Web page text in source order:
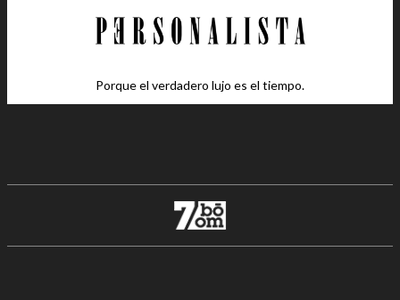
Porque el verdadero lujo es el tiempo.